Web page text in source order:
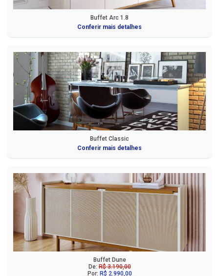
Buffet Arc 1.8
Conferir mais detalhes
Buffet Classic
Conferir mais detalhes
Buffet Dune
De:R$ 3.190,00
Por: R$ 2.990,00